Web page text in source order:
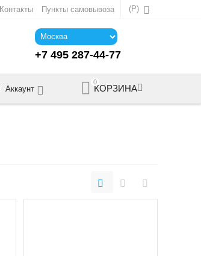
(Р)
Контакты Пункты самовывоза
+7 495 287-44-77
0
КОРЗИНА
Аккаунт